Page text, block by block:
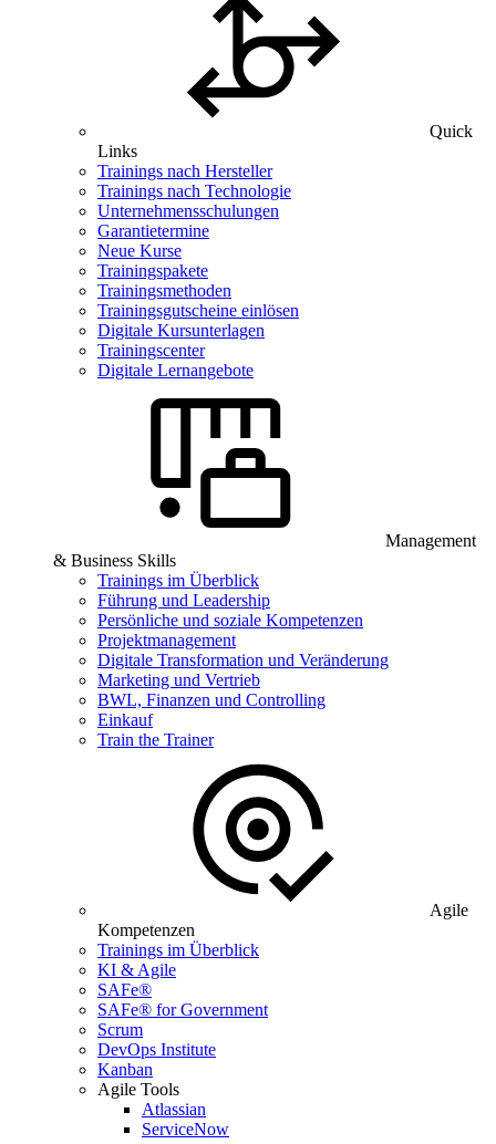
Quick
Links
Trainings nach Hersteller
Trainings nach Technologie
Unternehmensschulungen
Garantietermine
Neue Kurse
Trainingspakete
Trainingsmethoden
Trainingsgutscheine einlösen
Digitale Kursunterlagen
Trainingscenter
Digitale Lernangebote
Management
& Business Skills
Trainings im Überblick
Führung und Leadership
Persönliche und soziale Kompetenzen
Projektmanagement
Digitale Transformation und Veränderung
Marketing und Vertrieb
BWL, Finanzen und Controlling
Einkauf
Train the Trainer
Agile
Kompetenzen
Trainings im Überblick
KI & Agile
SAFe®
SAFe® for Government
Scrum
DevOps Institute
Kanban
Agile Tools
Atlassian
ServiceNow